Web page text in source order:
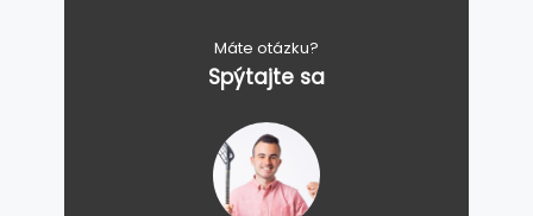
Máte otázku?
Spýtajte sa